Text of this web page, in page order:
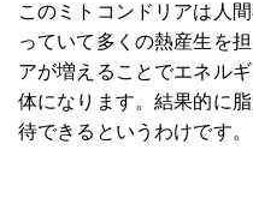
このミトコンドリアは人
っていて多くの熱産生を
アが増えることでエネル
体になります。結果的に
待できるというわけです。